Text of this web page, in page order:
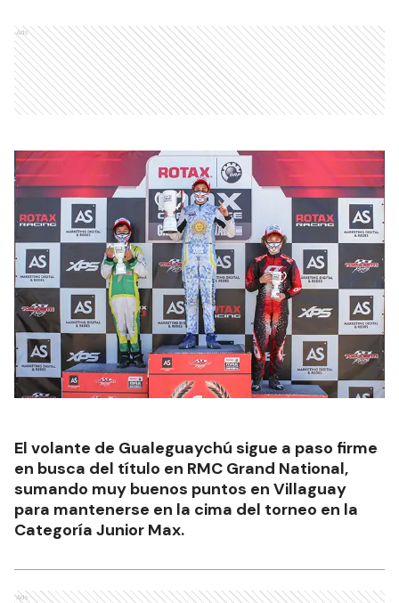
Ads
El volante de Gualeguaychú sigue a paso firme
en busca del título en RMC Grand National,
sumando muy buenos puntos en Villaguay
para mantenerse en la cima del torneo en la
Categoría Junior Max.
Ads